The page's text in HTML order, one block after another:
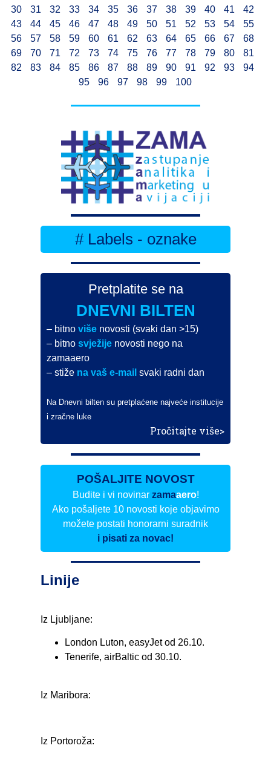
30 31 32 33 34 35 36 37 38 39 40 41
42
43
44 45 46 47 48 49 50 51 52 53 54
55
56
57 58 59 60 61 62 63 64 65 66 67
68
69
70 71 72 73 74 75 76 77 78 79 80
81
82
83 84 85 86 87 88 89 90 91 92 93
94
95
96 97 98 99 100
# Labels - oznake
Pretplatite se na
DNEVNI BILTEN
– bitnoviše novosti (svaki dan >15)
– bitnosvježije novosti nego na
zamaaero
– stiže na vaš e-mail svaki radni dan
Na Dnevni bilten su pretplaćene najveće institucije
i zračne luke
Pročitajte više>
POŠALJITE NOVOST
Budite i vi novinar zamaaero!
Ako pošaljete 10 novosti koje objavimo
možete postati honorarni suradnik
i pisati za novac!
Linije
Iz Ljubljane:
London Luton, easyJet od 26.10.
Tenerife, airBaltic od 30.10.
Iz Maribora:
Iz Portoroža: